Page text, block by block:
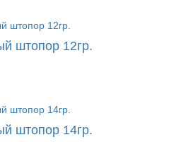
штопор 12гр.
штопор 14гр.